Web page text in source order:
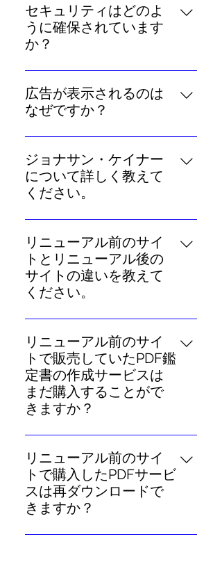
目ずつ無料でご覧いただけます。
「未来予言」で使用できる「無料
鑑定チケット」のプレゼントや運
のコンテンツをご用意しておりま
す。ぜひご検討ください。
ロスコープをもとに近い将来起こ
る運命イベントをお知らせする
「未来予言」をお楽しみいただけ
鑑定チケット」は、未来予言と引
き換えることのできるお得なチケ
限があります）。 さらに、メンバ
ーの方は、あなた自身についてよ
り深く読み解く「基本性格鑑定」
ただける相性鑑定、運命イベント
をお知らせするメールのお届けな
ど、メンバーの方には多くのコン
テンツをご用意しております。ぜ
かないお客様が増えております。
お問い合わせいただく際は、
「rockme.co.jp」のつくアドレス
あらかじめ設定をお願いいたしま
す。 なお、お客様サポート窓口は
平日AM11時～PM5時までの営業で
く場合もございます。ご了承くだ
さい。
の動作環境を推奨しております。
【パソコン】 ・windows10以上で
動作するGoogle Chromeおよび
最新版で動作するSafari最新版
【スマートフォン】 ・iOS 14.x.x以
上の端末で動作するSafari最新版
作するGoogle Chrome ※上記推
奨環境以外からのご利用について
はサポートを提供しておりません
のでご了承ください。
セキュリティはどのよ
うに確保されています
か？
当サイトは高度な暗号化技術であ
るSSLを採用しており、ご登録い
ただいた個人情報はすべて暗号化
み取ることはできません。また、
お客様の承諾なしに外部の会社と
個人情報を共有することもありま
せん。なお、決裁に採用している
安全なクレジットカード決済シス
テムでは、お客様のクレジットカ
ードの情報は暗号化して通信･処理
され、ケイナー・ホロスコープの
運営スタッフでも情報を確認する
心してご利用ください。
広告が表示されるのは
なぜですか？
ケイナー・ホロスコープでは、
「今日の運勢」「今週の運勢」
「今月の運勢」「今年の運勢」な
どを日々英語から日本語に翻訳
段は有料でご提供している「未来
予言」を待てば無料でお楽しみい
ただける「無料鑑定チケット」の
仕組みを導入しております。今後
もより多くの方に無料でコンテン
して、広告を表示させていただい
ております。ご理解賜れますと幸
いです。なお、「プレミアムメン
バー契約」をしていただくと、す
べての広告が非表示となります。
よろしければご検討ください。
ジョナサン・ケイナー
について詳しく教えて
ください。
英国を代表する占星術師であるジ
ョナサン・ケイナーは、通常の12
星座占いの枠にとどまらない詩的
でメッセージ性の強いその予言ス
タイルで、世界の新聞等メディア
み、愛読されてきました。詳しく
は、「ケイナー・ホロスコープと
は？」をご覧ください。
リニューアル前のサイ
トとリニューアル後の
サイトの違いを教えて
ください。
リニューアル後のサイトでは、
「メンバー登録」していただくこ
とで、ご自身の星座の占いに簡単
にアクセスしたり、これまでPDF
形式での有料販売のみだった「未
来予言」「基本性格鑑定」につい
や特典鑑定としてご覧いただける
ようになりました（全文を読むに
は都度購入や「無料鑑定チケッ
ト」のご利用が必要です）。 ま
た、「プレミアムメンバー契約」
「未来予言」がいつでも追加課金
リニューアル前のサイ
トで販売していたPDF鑑
定書の作成サービスは
まだ購入することがで
きますか？
ケイナー・ホロスコープのリニュ
ーアルに伴ってPDF鑑定書の作成
サービスは2023年4月末に閉鎖し
ましたので、新たなご購入やご購
入済みの鑑定の再ダウンロードを
ほどよろしくお願いいたします。
リニューアル前のサイ
トで購入したPDFサービ
スは再ダウンロードで
きますか？
ケイナー・ホロスコープのリニュ